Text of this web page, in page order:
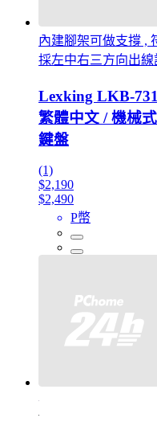
內建腳架可做支撐 ,
採左中右三方向出線
Lexking LKB-
繁體中文 / 機械
鍵盤
(1)
$2,190
$2,490
P幣